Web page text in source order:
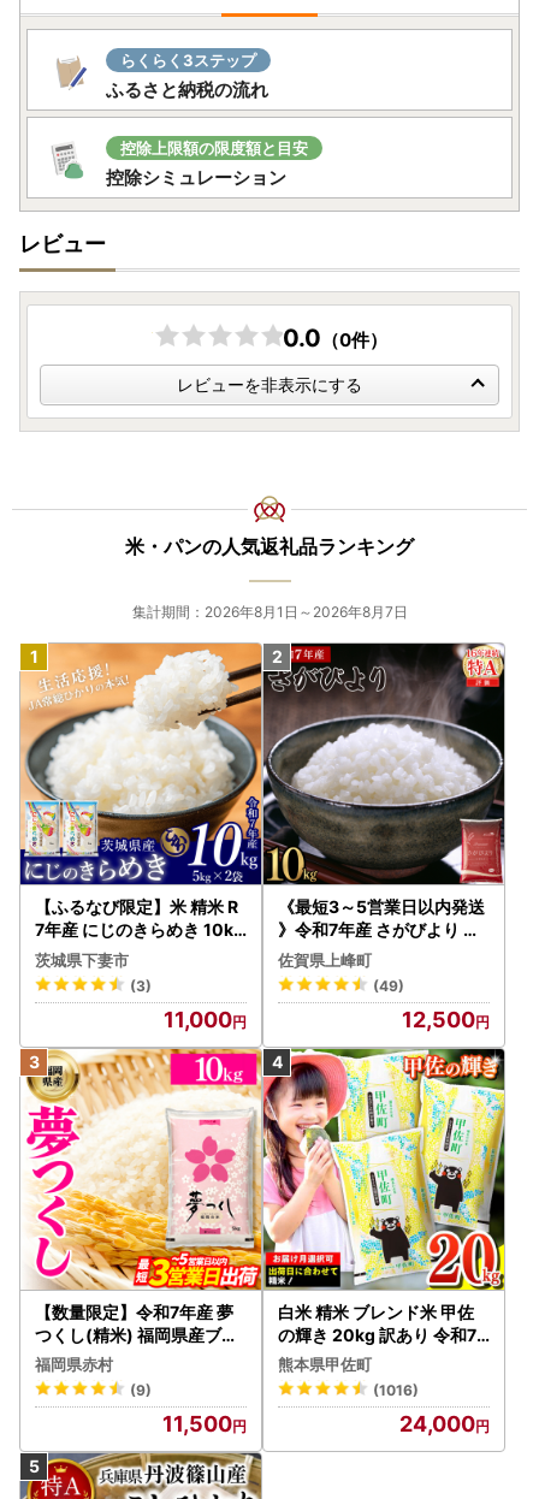
らくらく3ステップ
ふるさと納税の流れ
控除上限額の限度額と目安
控除シミュレーション
レビュー
0.0 （0件）
レビューを非表示にする
米・パンの人気返礼品ランキング
集計期間：2026年8月1日～2026年8月7日
【ふるなび限定】米 精米 R
7年産 にじのきらめき 10kg
10月 FN-Limited-PR
茨城県下妻市
(3)
11,000
《最短3～5営業日以内発送
》令和7年産 さがびより 佐
賀県産（精米）10kg
佐賀県上峰町
(49)
12,500
【数量限定】令和7年産 夢
つくし(精米) 福岡県産ブラ
ンド米 10kg (品番:3X11R7)
福岡県赤村
(9)
11,500
白米 精米 ブレンド米 甲佐
の輝き 20kg 訳あり 令和7
年産 【価格改定ZS】
熊本県甲佐町
(1016)
24,000